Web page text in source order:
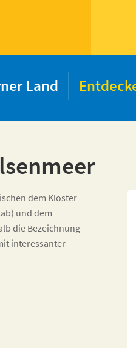
Land
dem Kloster
und dem
die Bezeichnung
interessanter